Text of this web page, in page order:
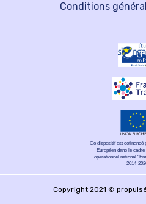
Conditions
Ce dispositif est cofinancé
Européen dans le
opérationnel national
2014-
Copyright 2021 © propulsé